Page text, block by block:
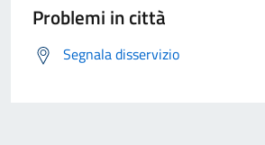
Problemi in città
Segnala disservizio